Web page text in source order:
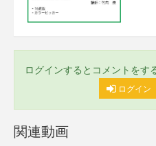
ログインするとコメントをす
ログイン
関連動画